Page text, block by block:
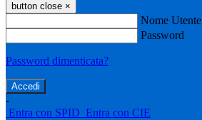
button close ×
Nome Utente
Password
Password dimenticata?
-
Entra con SPID Entra con CIE